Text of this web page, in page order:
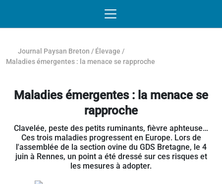
Journal Paysan Breton / Élevage /
Maladies émergentes : la menace se rapproche
Maladies émergentes : la menace se
rapproche
Clavelée, peste des petits ruminants, fièvre aphteuse…
Ces trois maladies progressent en Europe. Lors de
l'assemblée de la section ovine du GDS Bretagne, le 4
juin à Rennes, un point a été dressé sur ces risques et
les mesures à adopter.